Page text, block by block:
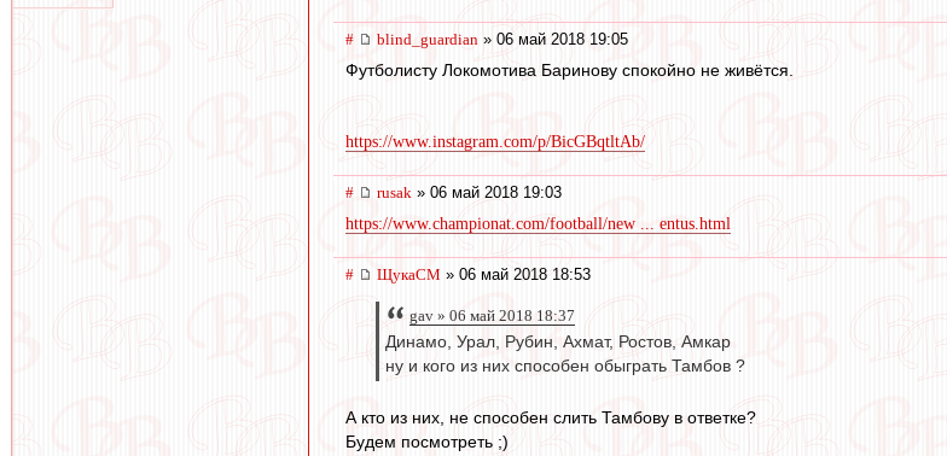
# blind_guardian » 06 май 2018 19:05
Футболисту Локомотива Баринову спокойно не живётся.
https://www.instagram.com/p/BicGBqtltAb/
# rusak » 06 май 2018 19:03
https://www.championat.com/football/new ... entus.html
# ЩукаСМ » 06 май 2018 18:53
gav » 06 май 2018 18:37
Динамо, Урал, Рубин, Ахмат, Ростов, Амкар
ну и кого из них способен обыграть Тамбов ?
А кто из них, не способен слить Тамбову в ответке?
Будем посмотреть ;)